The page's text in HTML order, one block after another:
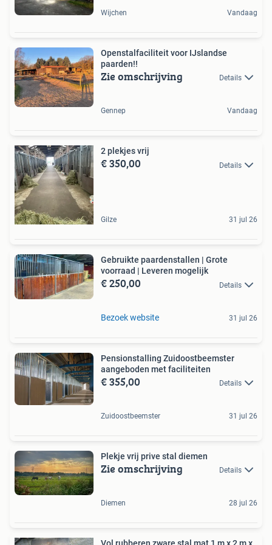
Wijchen Vandaag
Openstalfaciliteit voor IJslandse
paarden!!
Zie omschrijving Details
Gennep Vandaag
2 plekjes vrij
€ 350,00 Details
Gilze 31 jul 26
Gebruikte paardenstallen | Grote
voorraad | Leveren mogelijk
€ 250,00 Details
Bezoek website 31 jul 26
Pensionstalling Zuidoostbeemster
aangeboden met faciliteiten
€ 355,00 Details
Zuidoostbeemster 31 jul 26
Plekje vrij prive stal diemen
Zie omschrijving Details
Diemen 28 jul 26